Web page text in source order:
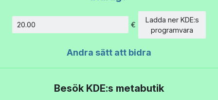
€
Ladda ner KDE:s
programvara
Andra sätt att bidra
Besök KDE:s metabutik